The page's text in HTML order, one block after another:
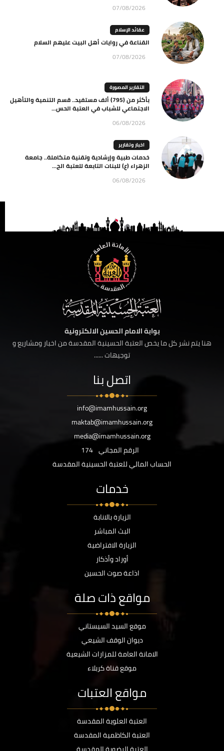
07/08/2026
عقائد الإسلام
القناعة في روايات أهل البيت عليهم السلام
07/08/2026
التقارير المصورة
بأكثر من (795) ألف مستفيد.. قسم التنمية والتأهيل
الاجتماعي للشباب في العتبة الحس...
06/08/2026
اخبار وتقارير
خدمات طبية وإرشادية وتقنية متكاملة.. جامعة
الزهراء (ع) للبنات التابعة للعتبة الح...
06/08/2026
بوابة الامام الحسين الالكترونية
هنا يتم نشر كل ما يخص العتبة الحسينية المقدسة من اخبار ومشاريع و
توجيهات ......
اتصل بنا
info@imamhussain.org
maktab@imamhussain.org
media@imamhussain.org
الرقم المجاني 174
الحساب المالي للعتبة الحسينية المقدسة
خدمات
الزيارة بالانابة
البث المباشر
الزيارة الافتراضية
أوراد وأذكار
اذاعة صوت الحسين
مواقع ذات صلة
موقع السيد السيستاني
ديوان الوقف الشيعي
الامانة العامة للمزارات الشيعية
موقع قناة كربلاء
مواقع العتبات
العتبة العلوية المقدسة
العتبة الكاظمية المقدسة